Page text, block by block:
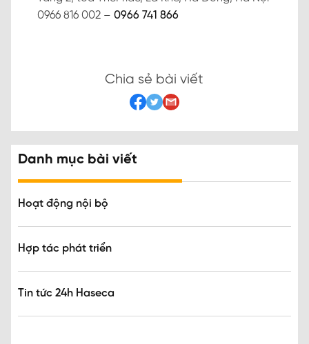
0966 816 002 – 0966 741 866
Chia sẻ bài viết
Danh mục bài viết
Hoạt động nội bộ
Hợp tác phát triển
Tin tức 24h Haseca